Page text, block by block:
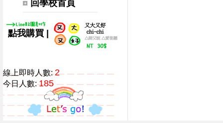
回學校首頁
點我購買 |
線上即時人數:2
今日人數:185